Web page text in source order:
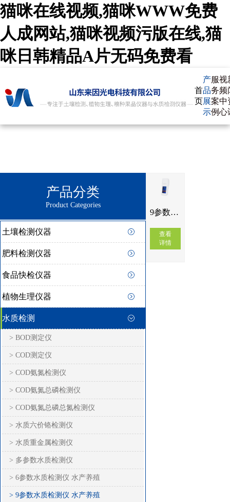
猫咪在线视频,猫咪WWW免费
人成网站,猫咪视频污版在线,猫
咪日韩精品A片无码免费看
首
页
产
品
展
示
服
务
案
例
视
频
中
心
产品分类
Product Categories
土壤检测仪器
肥料检测仪器
食品快检仪器
植物生理仪器
水质检测
> BOD测定仪
> COD测定仪
> COD氨氮检测仪
> COD氨氮总磷检测仪
> COD氨氮总磷总氮检测仪
> 水质六价铬检测仪
> 水质重金属检测仪
> 多参数水质检测仪
> 6参数水质检测仪 水产养殖
> 9参数水质检测仪 水产养殖
9参数水质检测仪 水产养殖IN-SS9
查看
详情